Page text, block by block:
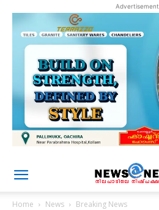
Advertisement
Home News Breaking News